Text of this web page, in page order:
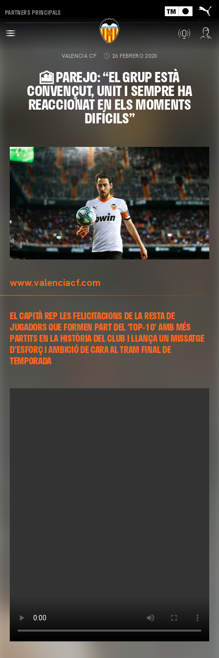
PARTNERS PRINCIPALS
VALENCIA CF 26 FEBRERO 2020
🎦 PAREJO: “EL GRUP ESTÀ
CONVENÇUT, UNIT I SEMPRE HA
REACCIONAT EN ELS MOMENTS
DIFÍCILS”
www.valenciacf.com
EL CAPITÀ REP LES FELICITACIONS DE LA RESTA DE
JUGADORS QUE FORMEN PART DEL ‘TOP-10’ AMB MÉS
PARTITS EN LA HISTÒRIA DEL CLUB I LLANÇA UN MISSATGE
D'ESFORÇ I AMBICIÓ DE CARA AL TRAM FINAL DE
TEMPORADA